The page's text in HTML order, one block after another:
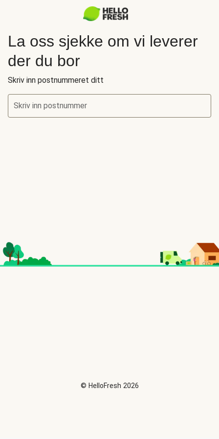
La oss sjekke om vi leverer
der du bor
Skriv inn postnummeret ditt
Skriv inn postnummer
© HelloFresh 2026